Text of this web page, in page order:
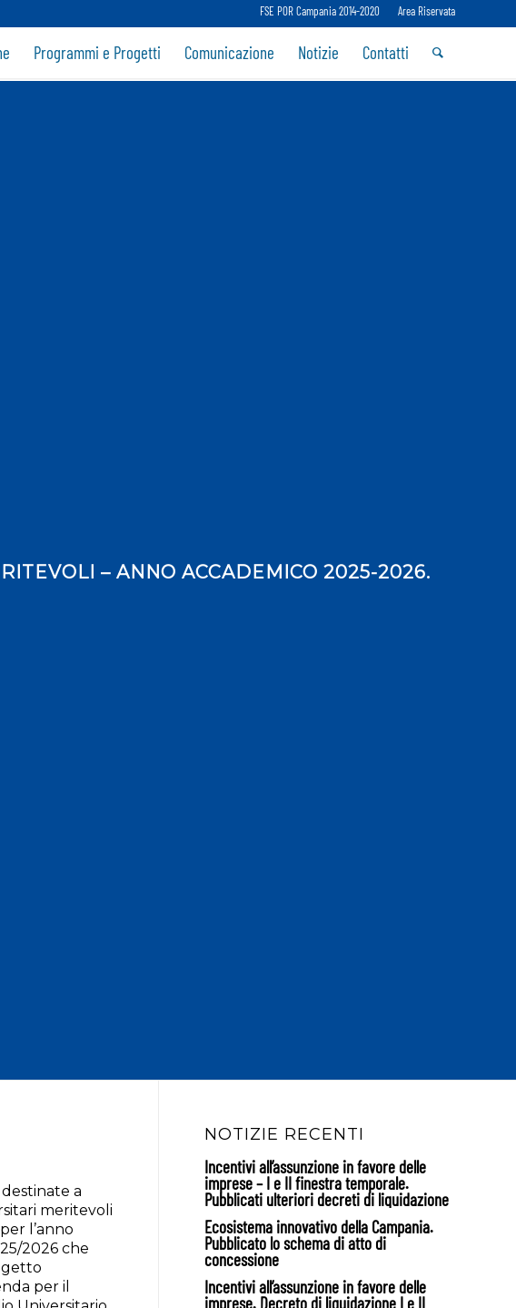
FSE POR Campania 2014-2020 Area Riservata
Programmi e Progetti Comunicazione Notizie Contatti
– ANNO ACCADEMICO 2025-2026.
a
meritevoli
l’anno
2026 che
per il
NOTIZIE RECENTI
Incentivi all’assunzione in favore delle
imprese – I e II finestra temporale.
Pubblicati ulteriori decreti di liquidazione
Ecosistema innovativo della Campania.
Pubblicato lo schema di atto di
concessione
Incentivi all’assunzione in favore delle
imprese. Decreto di liquidazione I e II